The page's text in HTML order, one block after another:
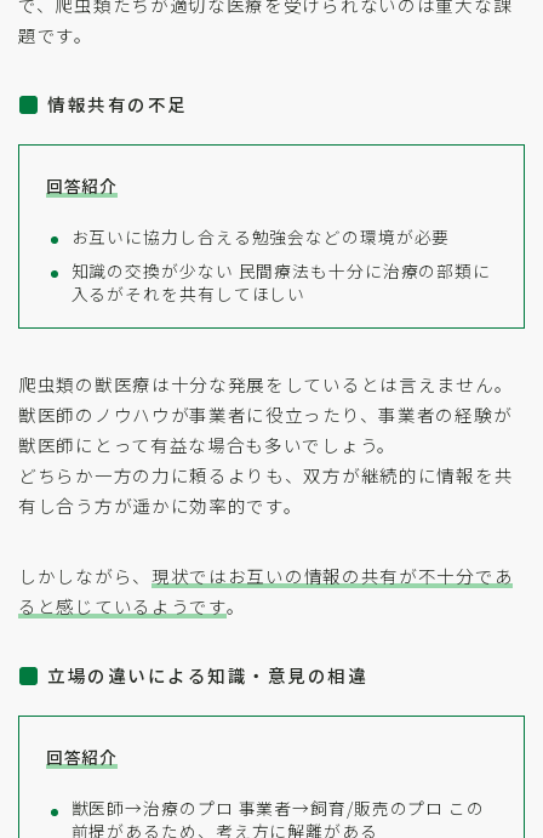
題です。
情報共有の不足
回答紹介
お互いに協力し合える勉強会などの環境が必要
知識の交換が少ない 民間療法も十分に治療の部類に
入るがそれを共有してほしい
爬虫類の獣医療は十分な発展をしているとは言えません。
獣医師のノウハウが事業者に役立ったり、事業者の経験が
獣医師にとって有益な場合も多いでしょう。
どちらか一方の力に頼るよりも、双方が継続的に情報を共
有し合う方が遥かに効率的です。
しかしながら、 現状ではお互いの情報の共有が不十分であ
ると感じているようです。
立場の違いによる知識・意見の相違
回答紹介
獣医師→治療のプロ 事業者→飼育/販売のプロ この
前提があるため、考え方に解離がある